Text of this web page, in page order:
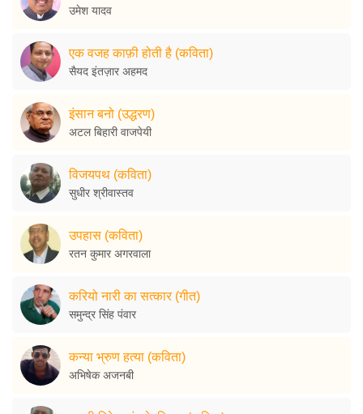
उमेश यादव
एक वजह काफ़ी होती है (कविता)
सैयद इंतज़ार अहमद
इंसान बनो (उद्धरण)
अटल बिहारी वाजपेयी
विजयपथ (कविता)
सुधीर श्रीवास्तव
उपहास (कविता)
रतन कुमार अगरवाला
करियो नारी का सत्कार (गीत)
समुन्द्र सिंह पंवार
कन्या भ्रुण हत्या (कविता)
अभिषेक अजनबी